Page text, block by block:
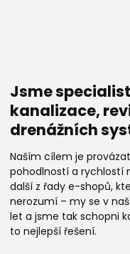
Jsme
kanalizace,
drenážních
Naším cílem je
pohodlností a rychlostí
další z řady e-shopů,
nerozumí – my se v
let a jsme tak schopni
to nejlepší řešení.